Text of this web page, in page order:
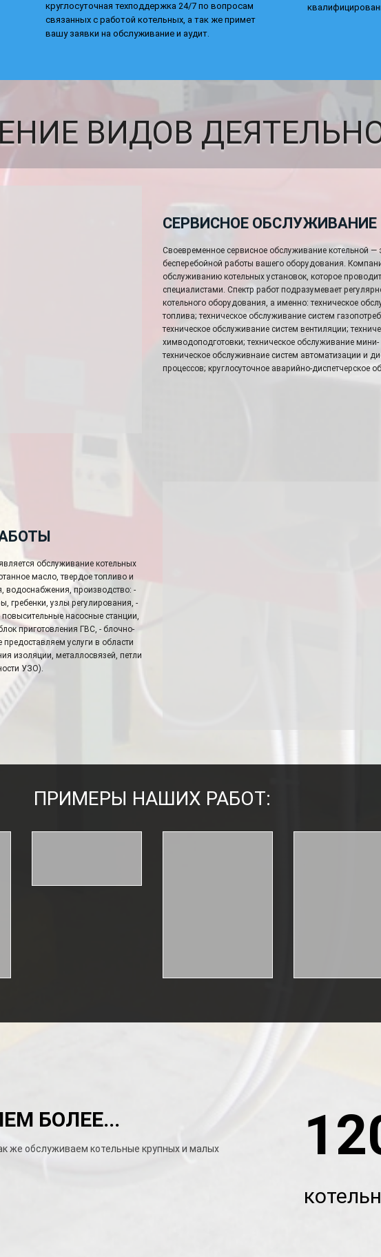
круглосуточная техподдержка 24/7 по вопросам
связанных с работой котельных, а так же примет
вашу заявки на обслуживание и аудит.
ВИДОВ
СЕРВИСНОЕ ОБСЛУЖИВАНИЕ
Своевременное сервисное обслуживание котельной —
бесперебойной работы вашего оборудования.
обслуживанию котельных установок, которое
специалистами. Спектр работ подразумевает
котельного оборудования, а именно: техническое
топлива; техническое обслуживание систем
техническое обслуживание систем вентиляции;
химводоподготовки; техническое обслуживание
техническое обслуживнаие систем автоматизации и
процессов; круглосуточное аварийно-диспетчерское
обслуживание котельных
масло, твердое топливо и
водоснабжения, производство: -
гребенки, узлы регулирования, -
насосные станции,
приготовления ГВС, - блочно-
услуги в области
изоляции, металлосвязей, петли
УЗО).
ПРИМЕРЫ НАШИХ РАБОТ:
БОЛЕЕ...
же обслуживаем котельные крупных и малых